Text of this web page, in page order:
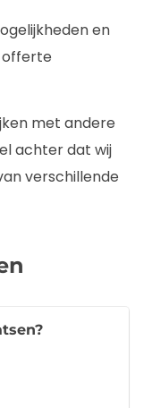
en
offerte
met andere
achter dat wij
verschillende